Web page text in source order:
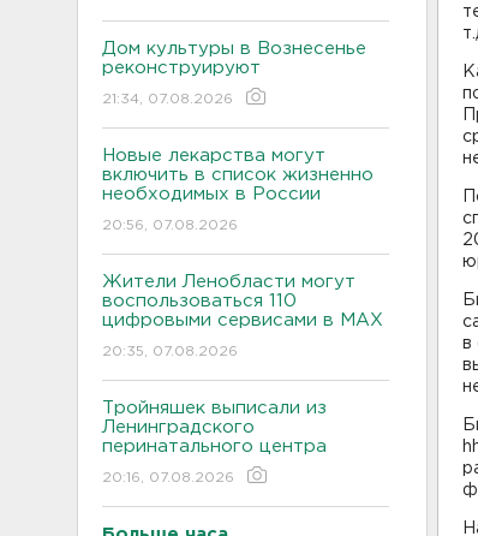
Дом культуры в Вознесенье
реконструируют
21:34, 07.08.2026
Новые лекарства могут
включить в список жизненно
необходимых в России
20:56, 07.08.2026
Жители Ленобласти могут
воспользоваться 110
цифровыми сервисами в МАХ
20:35, 07.08.2026
Тройняшек выписали из
Ленинградского
перинатального центра
20:16, 07.08.2026
в